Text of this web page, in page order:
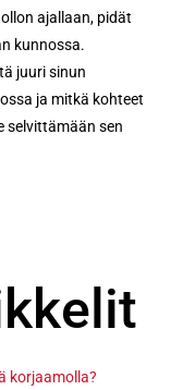
ajallaan, pidät
kunnossa.
juuri sinun
ja mitkä kohteet
selvittämään sen
korjaamolla?